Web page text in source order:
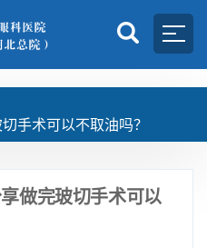
手术可以不取油吗？
做完玻切手术可以